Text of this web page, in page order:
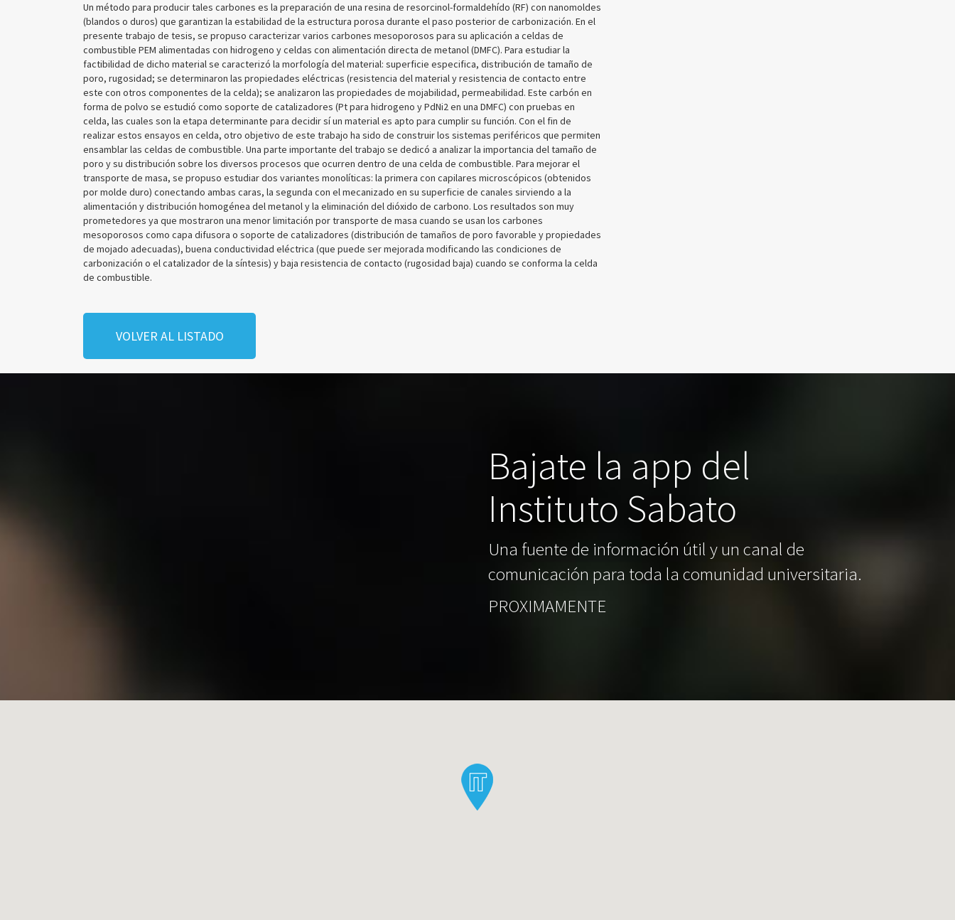
Un método para producir tales carbones es la preparación de una resina de resorcinol-formaldehído (RF) con nanomoldes
(blandos o duros) que garantizan la estabilidad de la estructura porosa durante el paso posterior de carbonización. En el
presente trabajo de tesis, se propuso caracterizar varios carbones mesoporosos para su aplicación a celdas de
combustible PEM alimentadas con hidrogeno y celdas con alimentación directa de metanol (DMFC). Para estudiar la
factibilidad de dicho material se caracterizó la morfología del material: superficie especifica, distribución de tamaño de
poro, rugosidad; se determinaron las propiedades eléctricas (resistencia del material y resistencia de contacto entre
este con otros componentes de la celda); se analizaron las propiedades de mojabilidad, permeabilidad. Este carbón en
forma de polvo se estudió como soporte de catalizadores (Pt para hidrogeno y PdNi2 en una DMFC) con pruebas en
celda, las cuales son la etapa determinante para decidir sí un material es apto para cumplir su función. Con el fin de
realizar estos ensayos en celda, otro objetivo de este trabajo ha sido de construir los sistemas periféricos que permiten
ensamblar las celdas de combustible. Una parte importante del trabajo se dedicó a analizar la importancia del tamaño de
poro y su distribución sobre los diversos procesos que ocurren dentro de una celda de combustible. Para mejorar el
transporte de masa, se propuso estudiar dos variantes monolíticas: la primera con capilares microscópicos (obtenidos
por molde duro) conectando ambas caras, la segunda con el mecanizado en su superficie de canales sirviendo a la
alimentación y distribución homogénea del metanol y la eliminación del dióxido de carbono. Los resultados son muy
prometedores ya que mostraron una menor limitación por transporte de masa cuando se usan los carbones
mesoporosos como capa difusora o soporte de catalizadores (distribución de tamaños de poro favorable y propiedades
de mojado adecuadas), buena conductividad eléctrica (que puede ser mejorada modificando las condiciones de
carbonización o el catalizador de la síntesis) y baja resistencia de contacto (rugosidad baja) cuando se conforma la celda
de combustible.
VOLVER AL LISTADO
Bajate la app del
Instituto Sabato
Una fuente de información útil y un canal de
comunicación para toda la comunidad universitaria.
PROXIMAMENTE